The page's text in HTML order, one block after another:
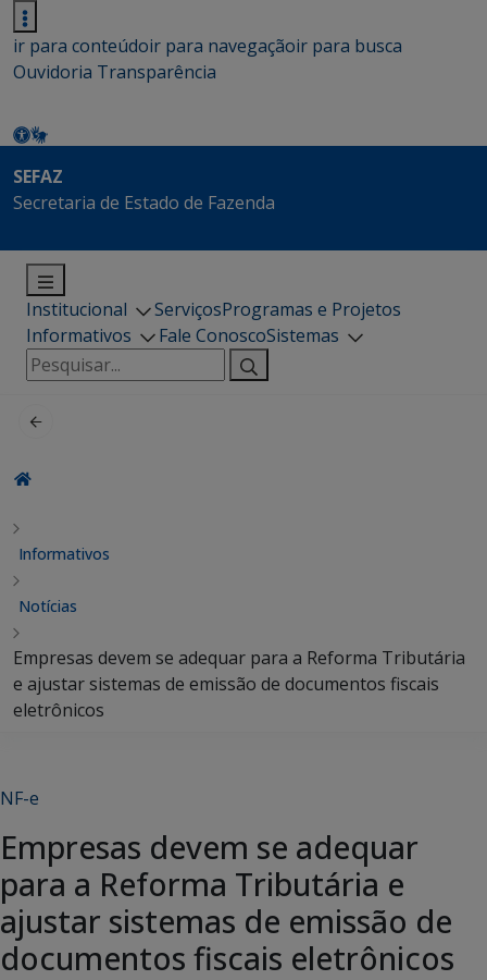
ir para conteúdoir para navegaçãoir para busca
Ouvidoria Transparência
SEFAZ
Secretaria de Estado de Fazenda
Institucional ServiçosProgramas e Projetos
Informativos
Fale ConoscoSistemas
Pesquisar
por:
Informativos
Notícias
Empresas devem se adequar para a Reforma Tributária
e ajustar sistemas de emissão de documentos fiscais
eletrônicos
NF-e
Empresas devem se adequar
para a Reforma Tributária e
ajustar sistemas de emissão de
documentos fiscais eletrônicos